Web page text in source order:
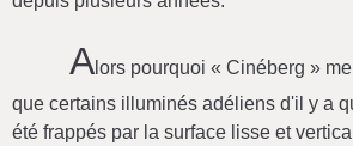
A lors pourquoi « Cinéberg »
que certains illuminés adéliens d'il y a
été frappés par la surface lisse et